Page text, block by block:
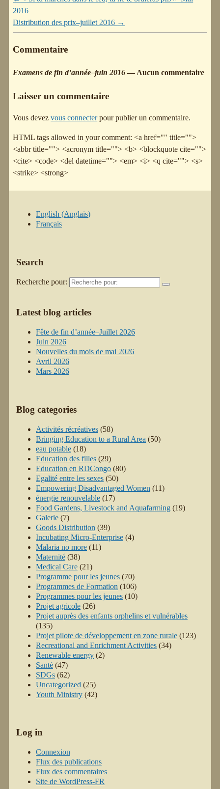
2016
Distribution des prix–juillet 2016 →
Commentaire
Examens de fin d’année–juin 2016— Aucun commentaire
Laisser un commentaire
Vous devezvous connecterpour publier un commentaire.
HTML tags allowed in your comment: <a href="" title="">
<abbr title=""> <acronym title=""> <b> <blockquote cite="">
<cite> <code> <del datetime=""> <em> <i> <q cite=""> <s>
<strike> <strong>
English (Anglais)
Français
Search
Recherche pour:
Latest blog articles
Fête de fin d’année–Juillet 2026
Juin 2026
Nouvelles du mois de mai 2026
Avril 2026
Mars 2026
Blog categories
Activités récréatives (58)
Bringing Education to a Rural Area (50)
eau potable (18)
Education des filles (29)
Education en RDCongo (80)
Egalité entre les sexes (50)
Empowering Disadvantaged Women (11)
énergie renouvelable (17)
Food Gardens, Livestock and Aquafarming (19)
Galerie (7)
Goods Distribution (39)
Incubating Micro-Enterprise (4)
Malaria no more (11)
Maternité (38)
Medical Care (21)
Programme pour les jeunes (70)
Programmes de Formation (106)
Programmes pour les jeunes (10)
Projet agricole (26)
Projet auprès des enfants orphelins et vulnérables
(135)
Projet pilote de développement en zone rurale (123)
Recreational and Enrichment Activities (34)
Renewable energy (2)
Santé (47)
SDGs (62)
Uncategorized (25)
Youth Ministry (42)
Log in
Connexion
Flux des publications
Flux des commentaires
Site de WordPress-FR